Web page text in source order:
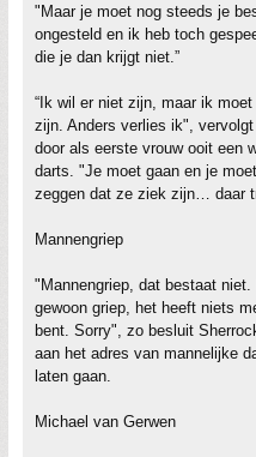
"Maar je moet nog steeds je
ongesteld en ik heb toch
die je dan krijgt niet.”
“Ik wil er niet zijn, maar ik
zijn. Anders verlies ik",
door als eerste vrouw ooit een
darts. "Je moet gaan en je
zeggen dat ze ziek zijn… daar
Mannengriep
"Mannengriep, dat bestaat
gewoon griep, het heeft niets
bent. Sorry", zo besluit
aan het adres van mannelijke
laten gaan.
Michael van Gerwen